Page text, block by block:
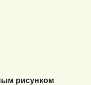
рисунком